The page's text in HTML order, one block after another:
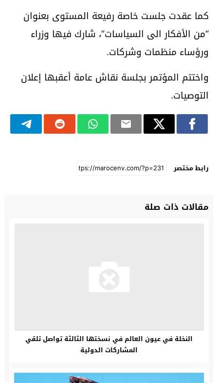
كما عقدت جلست خاصة رفيعة المستوى بعنوان
“من الأفكار الى السياسات”، شارك فيها وزراء
ورؤساء منظمات وشركات.
واختتم المؤتمر بجلسة نقاش عامة أعقبها إعلان
التوصيات.
رابط مختصر
مقالات ذات صلة
النخلة في عيون العالم في نسختها الثالثة تواصل تلقي
المشاركات الدولية